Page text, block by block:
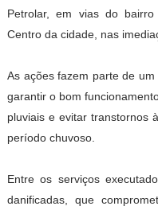
Petrolar, em vias do
Centro da cidade, nas
As ações fazem parte de
garantir o bom
pluviais e evitar transtornos
período chuvoso.
Entre os serviços
danificadas, que